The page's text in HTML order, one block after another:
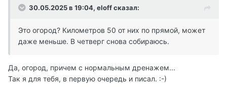
30.05.2025 в 19:04, eloffсказал:
Это огород? Километров 50 от них по прямой, может
даже меньше. В четверг снова собираюсь.
Да, огород, причем с нормальным дренажем...
Так я для тебя, в первую очередь и писал. :-)